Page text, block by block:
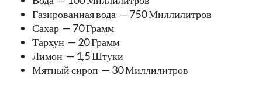
Газированная вода — 750 Миллилитров
Сахар — 70 Грамм
Тархун — 20 Грамм
Лимон — 1,5 Штуки
Мятный сироп — 30 Миллилитров